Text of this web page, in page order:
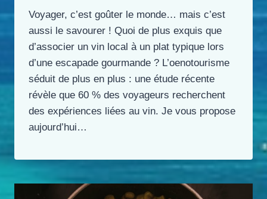
Voyager, c’est goûter le monde… mais c’est
aussi le savourer ! Quoi de plus exquis que
d’associer un vin local à un plat typique lors
d’une escapade gourmande ? L’oenotourisme
séduit de plus en plus : une étude récente
révèle que 60 % des voyageurs recherchent
des expériences liées au vin. Je vous propose
aujourd’hui…